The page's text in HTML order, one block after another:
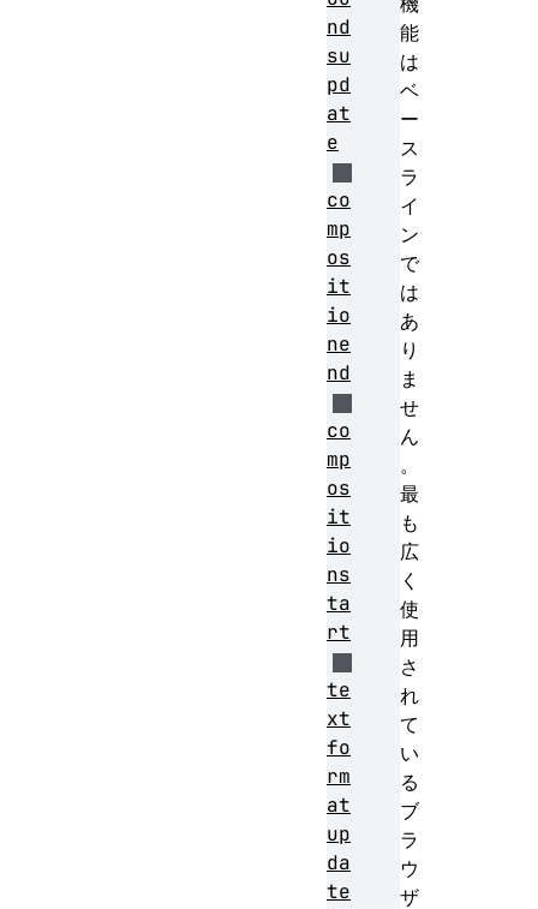
能
は
ベ
ー
ス
ラ
イ
ン
で
は
あ
り
ま
せ
ん
。
最
も
広
く
使
用
さ
れ
て
い
る
ブ
ラ
ウ
ザ
nd
su
pd
at
e
co
mp
os
it
io
ne
nd
co
mp
os
it
io
ns
ta
rt
te
xt
fo
rm
at
up
da
te